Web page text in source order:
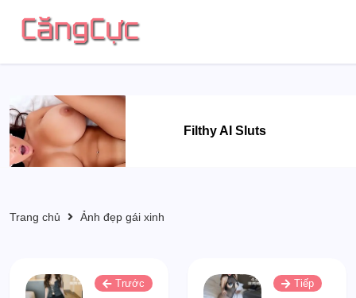
Filthy AI Sluts
Trang chủ Ảnh đẹp gái xinh
Trước Tiếp